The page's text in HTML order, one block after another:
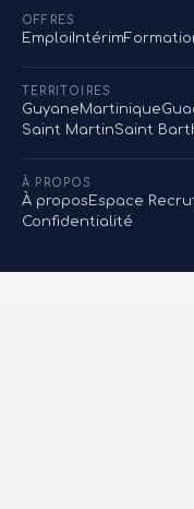
OFFRES
EmploiIntérim
TERRITOIRES
GuyaneMartinique
Saint MartinSaint
À PROPOS
À propos Espace
Confidentialité